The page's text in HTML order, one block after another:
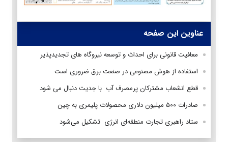
عناوین این صفحه
معافیت قانونی برای احداث و توسعه نیروگاه های تجدیدپذیر
استفاده از هوش مصنوعی در صنعت برق ضروری است
قطع انشعاب مشترکان پرمصرف آب با جدیت دنبال می شود
صادرات ۵۰۰ میلیون دلاری محصولات پلیمری به چین
ستاد راهبری تجارت منطقه‌ای انرژی تشکیل می‌شود